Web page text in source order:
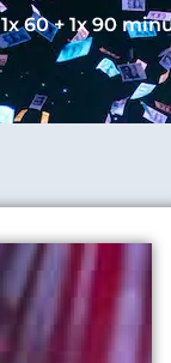
1x 60 + 1x 90